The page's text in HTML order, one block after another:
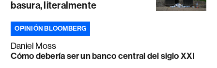
basura, literalmente
OPINIÓN BLOOMBERG
Daniel Moss
Cómo debería ser un banco central del siglo XXI